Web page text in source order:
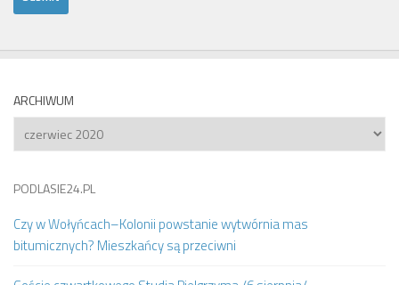
ARCHIWUM
Archiwum
PODLASIE24.PL
Czy w Wołyńcach–Kolonii powstanie wytwórnia mas
bitumicznych? Mieszkańcy są przeciwni